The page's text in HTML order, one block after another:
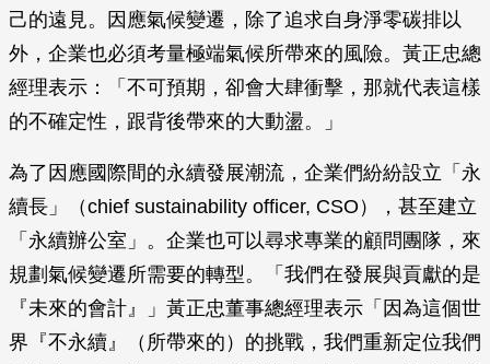
己的遠見。因應氣候變遷，除了追求自身淨零碳排以
外，企業也必須考量極端氣候所帶來的風險。黃正忠總
經理表示：「不可預期，卻會大肆衝擊，那就代表這樣
的不確定性，跟背後帶來的大動盪。」
為了因應國際間的永續發展潮流，企業們紛紛設立「永
續長」（chief sustainability officer, CSO），甚至建立
「永續辦公室」。企業也可以尋求專業的顧問團隊，來
規劃氣候變遷所需要的轉型。「我們在發展與貢獻的是
『未來的會計』」黃正忠董事總經理表示「因為這個世
界『不永續』（所帶來的）的挑戰，我們重新定位我們